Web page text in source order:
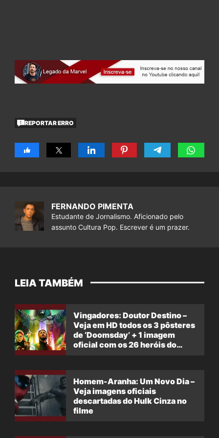
REPORTAR ERRO
FERNANDO PIMENTA
Estudante de Jornalismo. Aficionado pelo
assunto Cultura Pop. Escrever é um prazer.
LEIA TAMBÉM
Vingadores: Doutor Destino –
Veja em HD todos os 3 pôsteres
de ‘Doomsday’ + 1 imagem
oficial com os 26 heróis do
Homem-Aranha: Um Novo Dia –
Veja imagens oficiais
descartadas do Hulk Cinza no
filme